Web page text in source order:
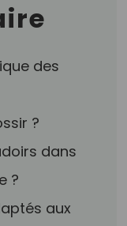
des
?
dans
?
aux